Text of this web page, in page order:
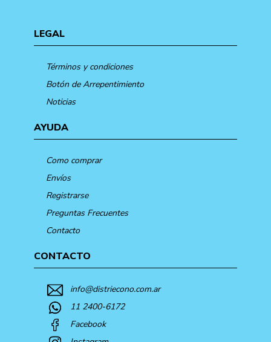
LEGAL
Términos y condiciones
Botón de Arrepentimiento
Noticias
AYUDA
Como comprar
Envíos
Registrarse
Preguntas Frecuentes
Contacto
CONTACTO
info@distriecono.com.ar
11 2400-6172
Facebook